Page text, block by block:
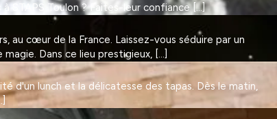
Toulon ? Faites-leur confiance […]
au cœur de la France. Laissez-vous séduire par un
Dans ce lieu prestigieux, […]
d'un lunch et la délicatesse des tapas. Dès le matin,